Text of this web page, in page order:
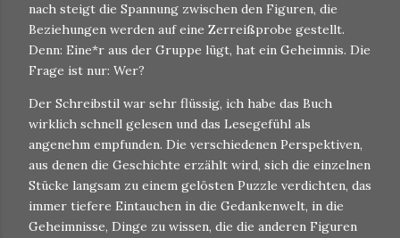
nach steigt die Spannung zwischen den Figuren, die
Beziehungen werden auf eine Zerreißprobe gestellt.
Denn: Eine*r aus der Gruppe lügt, hat ein Geheimnis. Die
Frage ist nur: Wer?
Der Schreibstil war sehr flüssig, ich habe das Buch
wirklich schnell gelesen und das Lesegefühl als
angenehm empfunden. Die verschiedenen Perspektiven,
aus denen die Geschichte erzählt wird, sich die einzelnen
Stücke langsam zu einem gelösten Puzzle verdichten, das
immer tiefere Eintauchen in die Gedankenwelt, in die
Geheimnisse, Dinge zu wissen, die die anderen Figuren